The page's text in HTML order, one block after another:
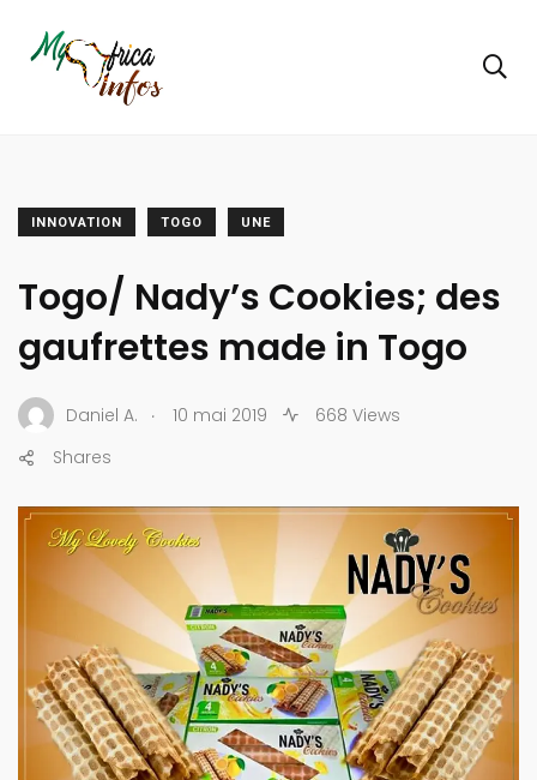
INNOVATION TOGO UNE
Togo/ Nady’s Cookies; des
gaufrettes made in Togo
Daniel A. . 10 mai 2019
668 Views
Shares